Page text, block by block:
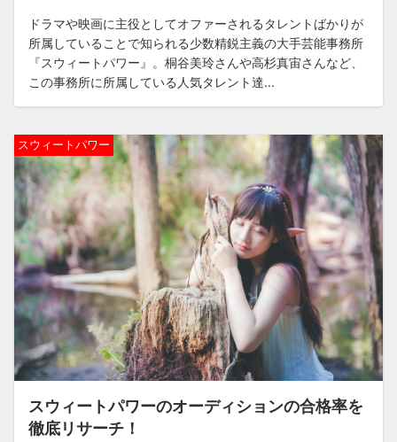
ドラマや映画に主役としてオファーされるタレントばかりが
所属していることで知られる少数精鋭主義の大手芸能事務所
『スウィートパワー』。桐谷美玲さんや高杉真宙さんなど、
この事務所に所属している人気タレント達...
スウィートパワー
スウィートパワーのオーディションの合格率を
徹底リサーチ！